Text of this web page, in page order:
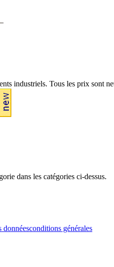
industriels. Tous les prix sont
dans les catégories ci-dessus.
donnéesconditions générales